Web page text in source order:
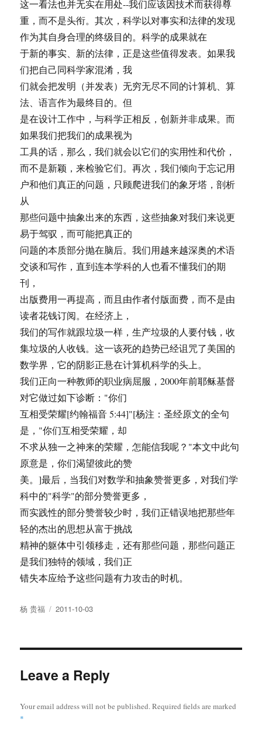
这一看法也并无实在用处--我们应该因技术而获得尊
重，而不是头衔。其次，科学以对事实和法律的发现
作为其自身合理的终级目的。科学的成果就在
于新的事实、新的法律，正是这些值得发表。如果我
们把自己同科学家混淆，我
们就会把发明（并发表）无穷无尽不同的计算机、算
法、语言作为最终目的。但
是在设计工作中，与科学正相反，创新并非成果。而
如果我们把我们的成果视为
工具的话，那么，我们就会以它们的实用性和代价，
而不是新颖，来检验它们。再次，我们倾向于忘记用
户和他们真正的问题，只顾爬进我们的象牙塔，剖析
从
那些问题中抽象出来的东西，这些抽象对我们来说更
易于驾驭，而可能把真正的
问题的本质部分抛在脑后。我们用越来越深奥的术语
交谈和写作，直到连本学科的人也看不懂我们的期
刊，
出版费用一再提高，而且由作者付版面费，而不是由
读者花钱订阅。在经济上，
我们的写作就跟垃圾一样，生产垃圾的人要付钱，收
集垃圾的人收钱。这一该死的趋势已经诅咒了美国的
数学界，它的阴影正悬在计算机科学的头上。
我们正向一种教师的职业病屈服，2000年前耶稣基督
对它做过如下诊断："你们
互相受荣耀[约翰福音 5:44]"[杨注：圣经原文的全句
是，"你们互相受荣耀，却
不求从独一之神来的荣耀，怎能信我呢？"本文中此句
原意是，你们渴望彼此的赞
美。]最后，当我们对数学和抽象赞誉更多，对我们学
科中的"科学"的部分赞誉更多，
而实践性的部分赞誉较少时，我们正错误地把那些年
轻的杰出的思想从富于挑战
精神的躯体中引领移走，还有那些问题，那些问题正
是我们独特的领域，我们正
错失本应给予这些问题有力攻击的时机。
Author
杨 贵福
Posted
2011-10-03
Leave a Reply
Your email address will not be published.Required fields are marked
*